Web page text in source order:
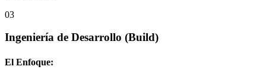
03
Ingeniería de Desarrollo (Build)
El Enfoque: